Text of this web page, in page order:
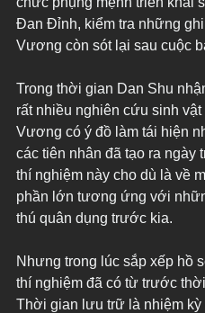
Đan Đỉnh, kiểm tra những
Vương còn sót lại sau cuộc
Trong thời gian Dan Shu
rất nhiều nghiên cứu sinh
Vương có ý đồ làm tái hiện
các tiên nhân đã tạo ra
thí nghiệm này cho dù là về
phần lớn tương ứng với
thú quân dụng trước kia.
Nhưng trong lúc sắp xếp hồ
thí nghiệm đã có từ trước
Thời gian lưu trữ là nhiệm